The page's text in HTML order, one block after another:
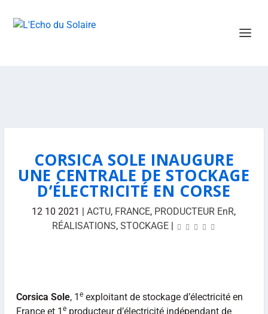
CORSICA SOLE INAUGURE
UNE CENTRALE DE STOCKAGE
D’ÉLECTRICITÉ EN CORSE
12 10 2021 |ACTU, FRANCE, PRODUCTEUR EnR,
RÉALISATIONS,STOCKAGE |
Corsica Sole, 1 eexploitant de stockage d’électricité en
France et 1 eproducteur d’électricité indépendant de